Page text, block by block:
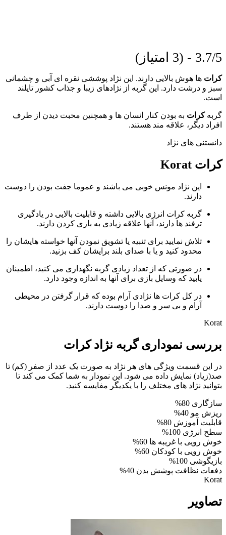
3.7/5 - (3 امتیاز)
کرات‌ ها هوش بالایی دارند. این نژاد پوششی نقره‌ ای‌ آبی و چشمانی
سبز و درشت دارد. این گربه از نژادهای زیبا و جذاب کشور تایلند
است.
گربهکرات به بودن کنار انسان ها و همچنین محبت دیدن از طرف
افراد دیگر، علاقه مند هستند.
دانستنی های نژاد
کرات Korat
این نژاد مونس خوبی می باشند و عموما جفت بودن را دوست
دارند.
گربه کرات انرژی بالایی داشته و قابلیت بالایی در یادگیری
ترفند ها دارند، آنها علاقه زیادی به بازی کردن دارند.
تلاش نمایید برای تنبیه یا تشویق نمودن آنها خواسته هایشان را
محدود کنید و یا با صدای بلند برایشان کف بزنید.
در صورتی که از تعداد زیادی گربه نگهداری می کنید، اطمینان
یابید که وسایل بازی برای آنها به اندازه وجود دارد.
در کل کرات ها نژادی آرام بوده که قرار گرفتن در محیطی
آرام و بی سر و صدا را دوست دارند.
Korat
بررسی نموداری گربه نژاد کرات
در این قسمت ویژگی های هر نژاد به صورت یک عدد از صفر (کم) تا
صد(زیاد) نمایش داده می شود. این نمودار به شما کمک می کند تا
بتوانید نژاد های مختلف را با یکدیگر مفایسه کنید.
سازگاری 80%
ریزش مو 40%
قابلیت آموزش 80%
سطح انرژی 100%
خوش رویی با غریبه ها 60%
خوش رویی با کودکان 60%
بازیگوشی 100%
دفعات نظافت پوشش بدن 40%
Korat
تصاویر